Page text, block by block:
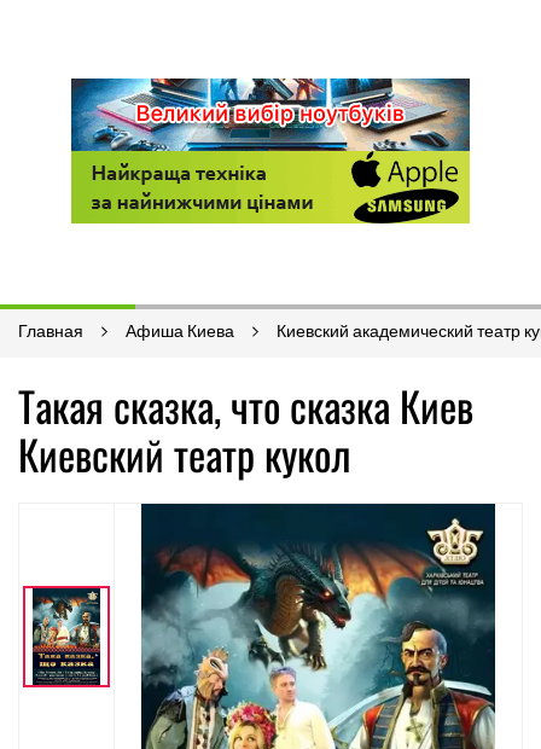
Главная Афиша Киева Киевский академический театр
Такая сказка, что сказка Киев
Киевский театр кукол